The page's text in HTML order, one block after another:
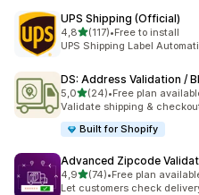
UPS Shipping (Official)
4,8de 5 estrelas
(117)
117 total de avaliações
•Free to install
UPS Shipping Label
DS: Address Validation /
5,0de 5 estrelas
(24)
24 total de avaliações
•Free plan
Validate shipping &
Built for Shopify
Advanced Zipcode
4,9de 5 estrelas
(74)
74 total de avaliações
•Free plan
Let customers check